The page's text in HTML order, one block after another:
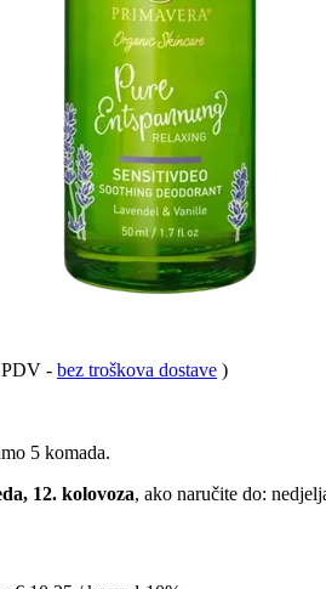
PDV - bez troškova dostave )
5 komada.
12. kolovoza, ako naručite do: